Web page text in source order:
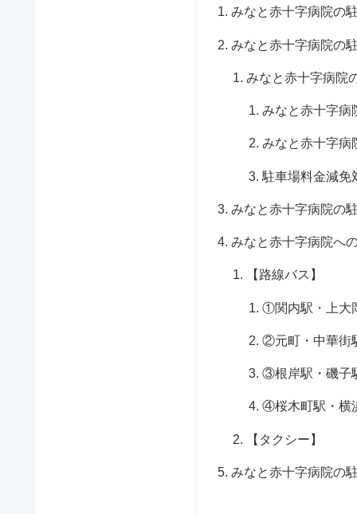
みなと赤十字病院の
みなと赤十字病院の
みなと赤十字病院
みなと赤十字病
みなと赤十字病
駐車場料金減免
みなと赤十字病院の
みなと赤十字病院へ
【路線バス】
①関内駅・上大
②元町・中華街
③根岸駅・磯子
④桜木町駅・横
【タクシー】
みなと赤十字病院の